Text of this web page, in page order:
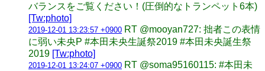
バランスをご覧ください！(圧倒的なトランペット6本)
[Tw:photo]
2019-12-01 13:23:57 +0900 RT @mooyan727: 拙者この表情
に弱い未央P #本田未央生誕祭2019 #本田未央誕生祭
2019 [Tw:photo]
2019-12-01 13:24:07 +0900 RT @soma95160115: #本田未